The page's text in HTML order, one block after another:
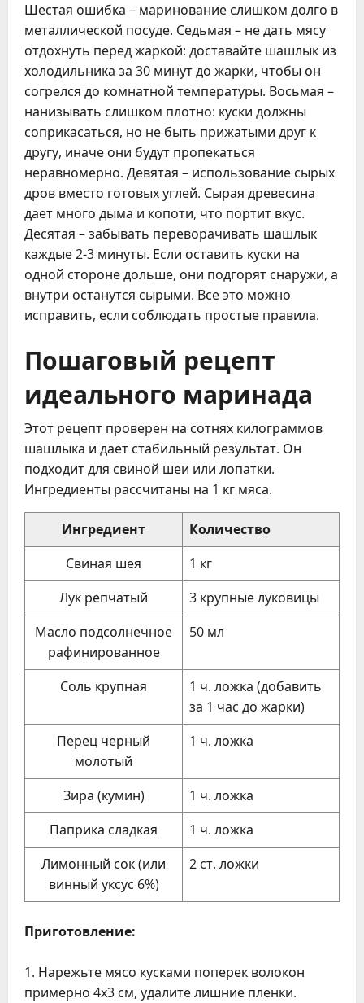
Шестая ошибка – маринование слишком долго в
металлической посуде. Седьмая – не дать мясу
отдохнуть перед жаркой: доставайте шашлык из
холодильника за 30 минут до жарки, чтобы он
согрелся до комнатной температуры. Восьмая –
нанизывать слишком плотно: куски должны
соприкасаться, но не быть прижатыми друг к
другу, иначе они будут пропекаться
неравномерно. Девятая – использование сырых
дров вместо готовых углей. Сырая древесина
дает много дыма и копоти, что портит вкус.
Десятая – забывать переворачивать шашлык
каждые 2-3 минуты. Если оставить куски на
одной стороне дольше, они подгорят снаружи, а
внутри останутся сырыми. Все это можно
исправить, если соблюдать простые правила.
Пошаговый рецепт
идеального маринада
Этот рецепт проверен на сотнях килограммов
шашлыка и дает стабильный результат. Он
подходит для свиной шеи или лопатки.
Ингредиенты рассчитаны на 1 кг мяса.
Ингредиент
Количество
Свиная шея
1 кг
Лук репчатый
3 крупные луковицы
Масло подсолнечное
рафинированное
50 мл
Соль крупная
1 ч. ложка (добавить
за 1 час до жарки)
Перец черный
молотый
1 ч. ложка
Зира (кумин)
1 ч. ложка
Паприка сладкая
1 ч. ложка
Лимонный сок (или
винный уксус 6%)
2 ст. ложки
Приготовление:
Нарежьте мясо кусками поперек волокон
примерно 4х3 см, удалите лишние пленки.